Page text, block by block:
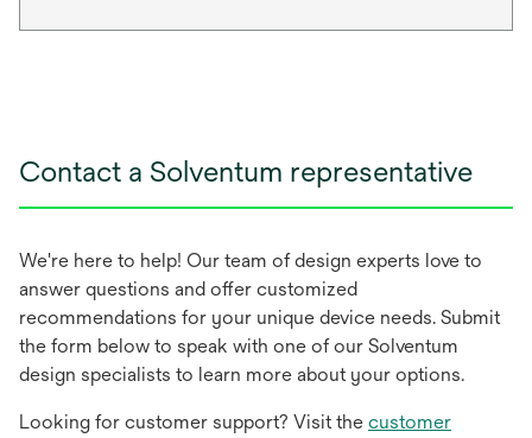
Contact a Solventum representative
We're here to help! Our team of design experts love to
answer questions and offer customized
recommendations for your unique device needs. Submit
the form below to speak with one of our Solventum
design specialists to learn more about your options.
Looking for customer support? Visit the customer